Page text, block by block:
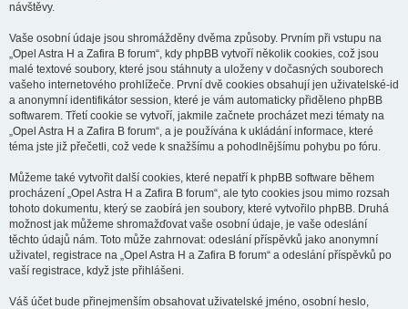
návštěvy.
Vaše osobní údaje jsou shromážděny dvěma způsoby. Prvním při vstupu na
„Opel Astra H a Zafira B forum“, kdy phpBB vytvoří několik cookies, což jsou
malé textové soubory, které jsou stáhnuty a uloženy v dočasných souborech
vašeho internetového prohlížeče. První dvě cookies obsahují jen uživatelské-id
a anonymní identifikátor session, které je vám automaticky přiděleno phpBB
softwarem. Třetí cookie se vytvoří, jakmile začnete procházet mezi tématy na
„Opel Astra H a Zafira B forum“, a je používána k ukládání informace, které
téma jste již přečetli, což vede k snažšímu a pohodlnějšímu pohybu po fóru.
Můžeme také vytvořit další cookies, které nepatří k phpBB software během
procházení „Opel Astra H a Zafira B forum“, ale tyto cookies jsou mimo rozsah
tohoto dokumentu, který se zaobírá jen soubory, které vytvořilo phpBB. Druhá
možnost jak můžeme shromažďovat vaše osobní údaje, je vaše odeslání
těchto údajů nám. Toto může zahrnovat: odeslání příspěvků jako anonymní
uživatel, registrace na „Opel Astra H a Zafira B forum“ a odeslání příspěvků po
vaší registrace, když jste přihlášeni.
Váš účet bude přinejmenším obsahovat uživatelské jméno, osobní heslo,